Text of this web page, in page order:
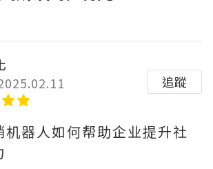
追蹤
机器人如何帮助企业提升社